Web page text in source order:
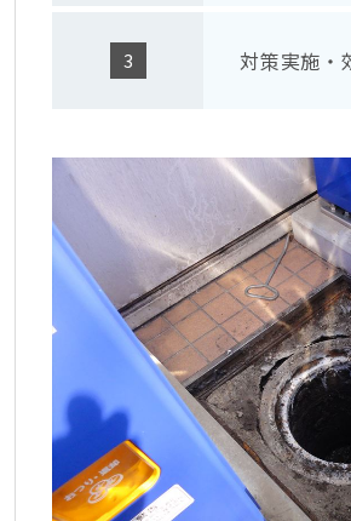
対策実施・